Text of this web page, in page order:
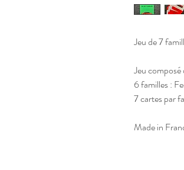
Jeu de 7
Jeu
6 familles :
7 cartes par
Made in